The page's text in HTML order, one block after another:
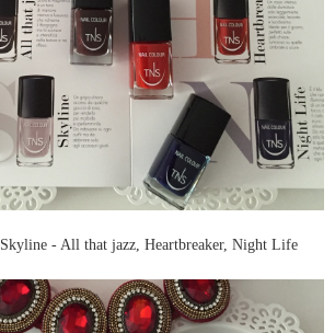
- All that jazz, Heartbreaker, Night Life